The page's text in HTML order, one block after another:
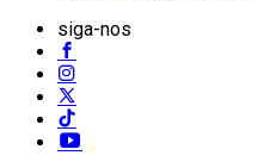
siga-nos